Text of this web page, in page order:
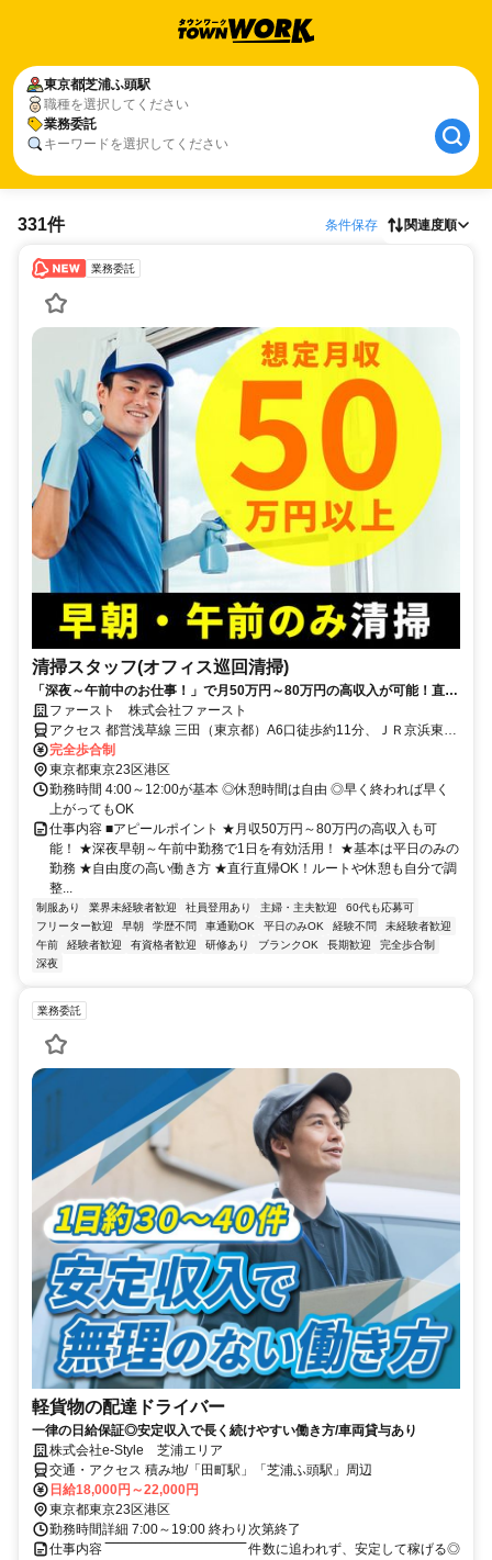
東京都芝浦ふ頭駅
職種を選択してください
業務委託
キーワードを選択してください
331件 条件保存 関連度順
業務委託
清掃スタッフ(オフィス巡回清掃)
「深夜～午前中のお仕事！」で月50万円～80万円の高収入が可能！直行
直帰＆自由に働ける清掃ワーク。
ファースト 株式会社ファースト
アクセス 都営浅草線 三田（東京都）A6口徒歩約11分、ＪＲ京浜東北
線 田町（東京都）芝浦口(東口)徒歩約11分、ＪＲ山手線 田町（東京
都）芝浦口(東口)徒歩約11分 JR田町駅徒歩約11分・都営三田駅徒歩
約15分
完全歩合制
東京都東京23区港区
勤務時間 4:00～12:00が基本 ◎休憩時間は自由 ◎早く終われば早く
上がってもOK
仕事内容 ■アピールポイント ★月収50万円～80万円の高収入も可
能！ ★深夜早朝～午前中勤務で1日を有効活用！ ★基本は平日のみの
勤務 ★自由度の高い働き方 ★直行直帰OK！ルートや休憩も自分で調
整...
制服あり 業界未経験者歓迎 社員登用あり 主婦・主夫歓迎
60代も応募可
フリーター歓迎
早朝 学歴不問 車通勤OK 平日のみOK 経験不問
未経験者歓迎
午前
経験者歓迎 有資格者歓迎 研修あり ブランクOK 長期歓迎
完全歩合制
深夜
業務委託
軽貨物の配達ドライバー
一律の日給保証◎安定収入で長く続けやすい働き方/車両貸与あり
株式会社e‐Style 芝浦エリア
交通・アクセス 積み地/「田町駅」「芝浦ふ頭駅」周辺
日給18,000円～22,000円
東京都東京23区港区
勤務時間詳細 7:00～19:00 終わり次第終了
仕事内容 ‾‾‾‾‾‾‾‾‾‾‾‾‾‾‾‾‾‾‾‾‾‾‾‾‾‾‾‾‾‾‾‾ 件数に追われず、安定して稼げる◎